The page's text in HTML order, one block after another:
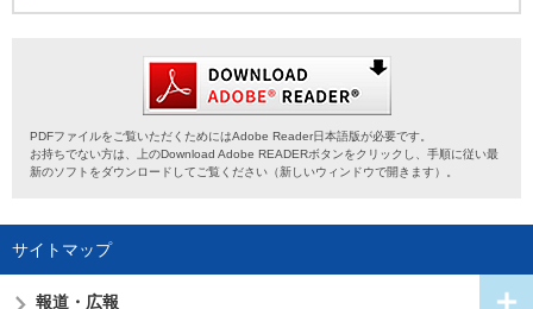
PDFファイルをご覧いただくためにはAdobe Reader日本語版が必要です。
お持ちでない方は、上のDownload Adobe READERボタンをクリックし、手順に従い最
新のソフトをダウンロードしてご覧ください（新しいウィンドウで開きます）。
サイトマップ
報道・広報